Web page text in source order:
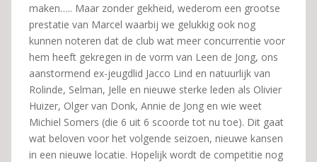
maken….. Maar zonder gekheid, wederom een grootse
prestatie van Marcel waarbij we gelukkig ook nog
kunnen noteren dat de club wat meer concurrentie voor
hem heeft gekregen in de vorm van Leen de Jong, ons
aanstormend ex-jeugdlid Jacco Lind en natuurlijk van
Rolinde, Selman, Jelle en nieuwe sterke leden als Olivier
Huizer, Olger van Donk, Annie de Jong en wie weet
Michiel Somers (die 6 uit 6 scoorde tot nu toe). Dit gaat
wat beloven voor het volgende seizoen, nieuwe kansen
in een nieuwe locatie. Hopelijk wordt de competitie nog